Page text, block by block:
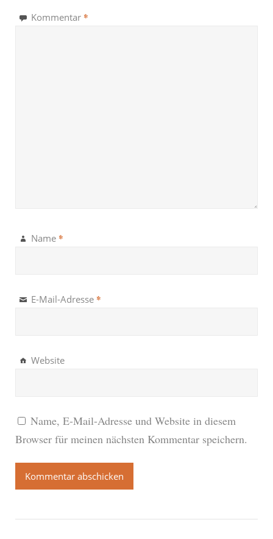
Kommentar *
Name *
E-Mail-Adresse *
Website
Name, E-Mail-Adresse und Website in diesem
Browser für meinen nächsten Kommentar speichern.